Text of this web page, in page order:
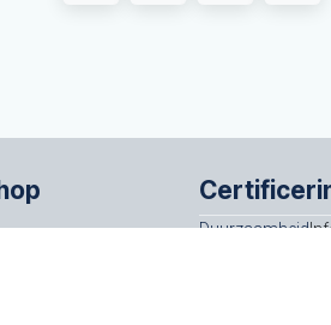
Duurzaamheid